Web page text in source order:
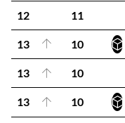
12 11
13 10
13 10
13 10